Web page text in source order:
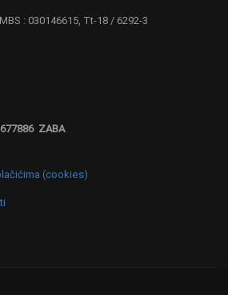
: 030146615, Tt-18 / 6292-3
ZABA
(cookies)